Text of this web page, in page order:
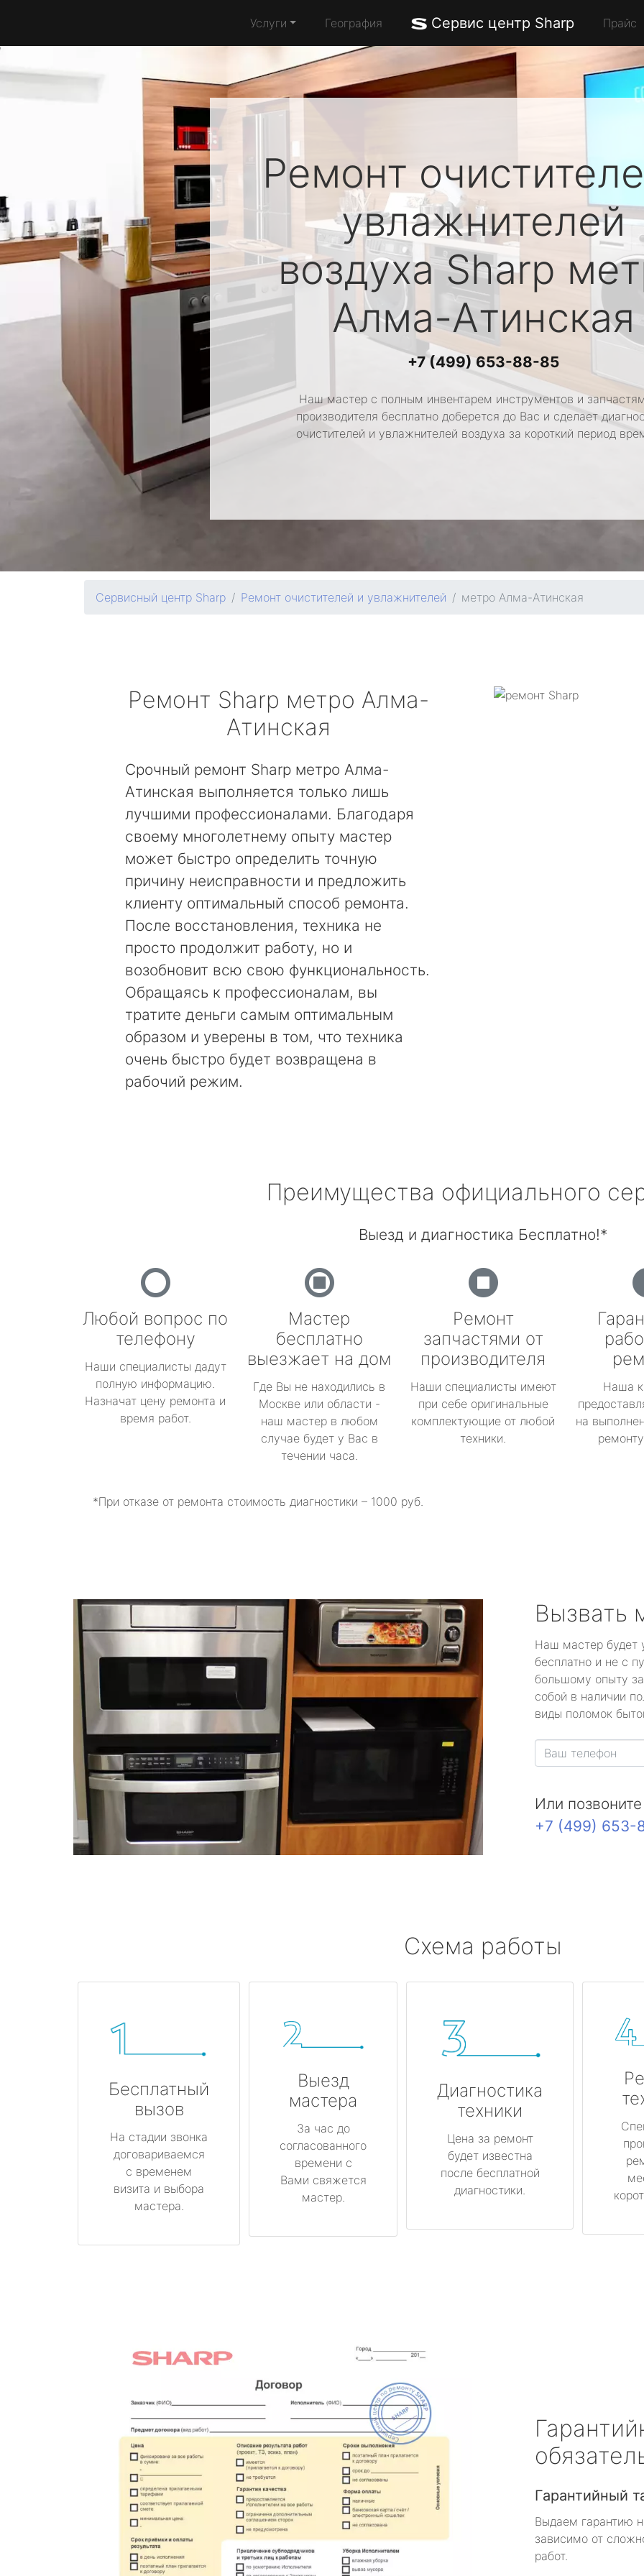
Услуги География Сервис центр Sharp Прайс
Ремонт
увлажнителей
воздухаSharp
Алма-Атинская
+7 (499) 653-88-85
Наш мастер с полным инвентарем инструментов и
производителя бесплатно доберется до Вас и сделает
очистителей и увлажнителей воздуха за короткий период
Сервисный центр Sharp Ремонт очистителей и увлажнителей метро Алма-Атинская
Ремонт Sharp метро Алма-
Атинская
Срочный ремонт Sharp метро Алма-
Атинская выполняется только лишь
лучшими профессионалами. Благодаря
своему многолетнему опыту мастер
может быстро определить точную
причину неисправности и предложить
клиенту оптимальный способ ремонта.
После восстановления, техника не
просто продолжит работу, но и
возобновит всю свою функциональность.
Обращаясь к профессионалам, вы
тратите деньги самым оптимальным
образом и уверены в том, что техника
очень быстро будет возвращена в
рабочий режим.
Преимущества официального
Выезд и диагностика Бесплатно!*
Любой вопрос по
телефону
Наши специалисты дадут
полную информацию.
Назначат цену ремонта и
время работ.
Мастер
бесплатно
выезжает на дом
Где Вы не находились в
Москве или области -
наш мастер в любом
случае будет у Вас в
течении часа.
Ремонт
запчастями от
производителя
Наши специалисты имеют
при себе оригинальные
комплектующие от любой
техники.
Наша
на
*При отказе от ремонта стоимость диагностики – 1000 руб.
Вызвать
Наш мастер будет
бесплатно и не с
большому опыту
собой в наличии
виды поломок
Или
+7 (499) 653-
Схема работы
Бесплатный
вызов
На стадии звонка
договариваемся
с временем
визита и выбора
мастера.
Выезд
мастера
За час до
согласованного
времени с
Вами свяжется
мастер.
Диагностика
техники
Цена за ремонт
будет известна
после бесплатной
диагностики.
Гарантийный
Выдаем гарантию
зависимо от
работ.